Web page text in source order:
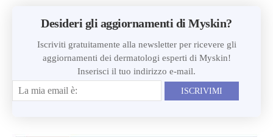
Desideri gli aggiornamenti di Myskin?
Iscriviti gratuitamente alla newsletter per ricevere gli
aggiornamenti dei dermatologi esperti di Myskin!
Inserisci il tuo indirizzo e-mail.
ISCRIVIMI